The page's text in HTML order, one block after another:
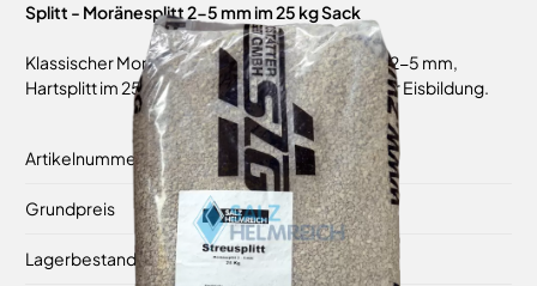
Splitt - Moränesplitt 2-5 mm im 25 kg Sack
Klassischer Moränesplitt mit einer Körnung von 2-5 mm,
Hartsplitt im 25 kg Sack zum Abstumpfen bei der Eisbildung.
Artikelnummer 35025
Grundpreis 0,32 €/ 1 kg
Lagerbestand Auf Lager